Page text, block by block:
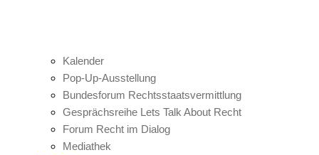
Kalender
Pop-Up-Ausstellung
Bundesforum Rechtsstaatsvermittlung
Gesprächsreihe Lets Talk About Recht
Forum Recht im Dialog
Mediathek